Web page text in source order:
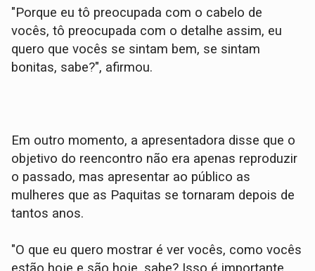
"Porque eu tô preocupada com o cabelo de
vocês, tô preocupada com o detalhe assim, eu
quero que vocês se sintam bem, se sintam
bonitas, sabe?", afirmou.
Em outro momento, a apresentadora disse que o
objetivo do reencontro não era apenas reproduzir
o passado, mas apresentar ao público as
mulheres que as Paquitas se tornaram depois de
tantos anos.
"O que eu quero mostrar é ver vocês, como vocês